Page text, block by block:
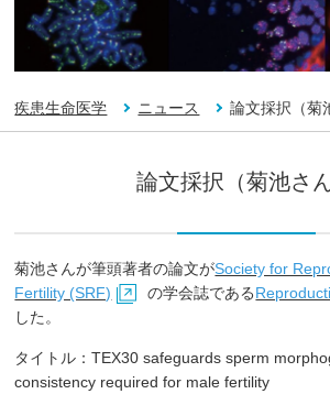
疾患生命医学 ニュース 論文採択（菊
論文採択（菊池さん
菊池さんが筆頭著者の論文がSociety for
Fertility (SRF)
の学会誌である
した。
タイトル：TEX30 safeguards sperm
consistency required for male fertility